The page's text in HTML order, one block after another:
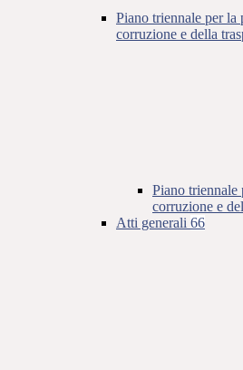
Piano triennale per la
corruzione e della
Piano triennale
corruzione e
Atti generali 66